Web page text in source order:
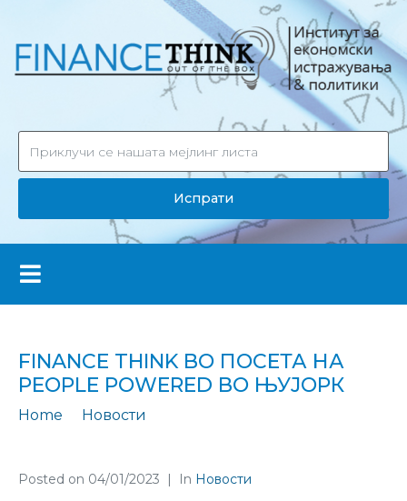
Испрати
FINANCE THINK ВО ПОСЕТА НА
PEOPLE POWERED ВО ЊУЈОРК
Home
Новости
Posted on 04/01/2023 In Новости